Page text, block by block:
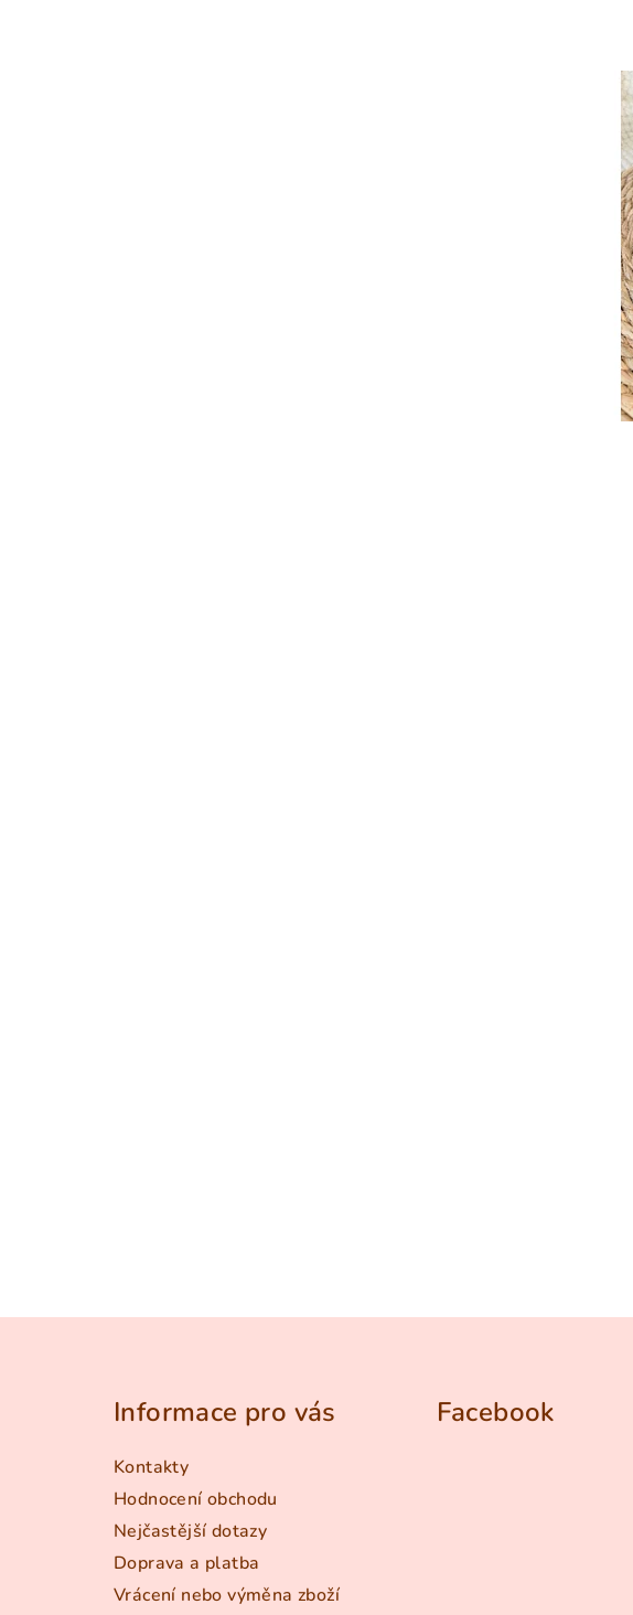
Informace pro vás
Kontakty
Hodnocení obchodu
Nejčastější dotazy
Doprava a platba
Vrácení nebo výměna zboží
Facebook